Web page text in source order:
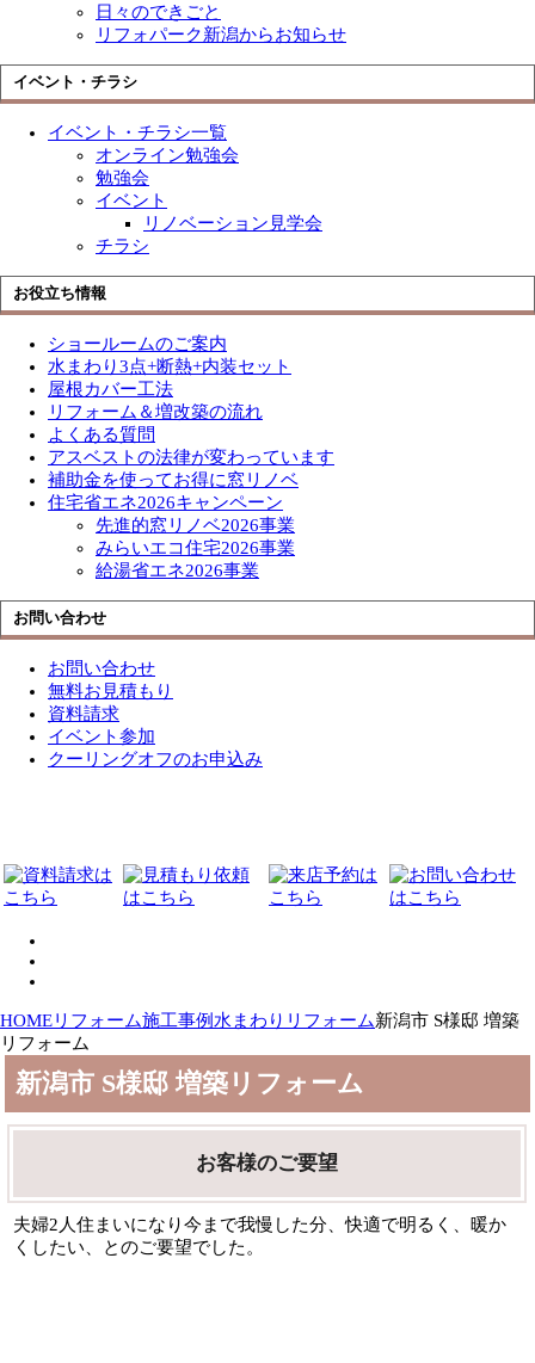
日々のできごと
リフォパーク新潟からお知らせ
イベント・チラシ
イベント・チラシ一覧
オンライン勉強会
勉強会
イベント
リノベーション見学会
チラシ
お役立ち情報
ショールームのご案内
水まわり3点+断熱+内装セット
屋根カバー工法
リフォーム＆増改築の流れ
よくある質問
アスベストの法律が変わっています
補助金を使ってお得に窓リノベ
住宅省エネ2026キャンペーン
先進的窓リノベ2026事業
みらいエコ住宅2026事業
給湯省エネ2026事業
お問い合わせ
お問い合わせ
無料お見積もり
資料請求
イベント参加
クーリングオフのお申込み
HOMEリフォーム施工事例 水まわりリフォーム新潟市 S様邸 増築
リフォーム
新潟市 S様邸 増築リフォーム
お客様のご要望
夫婦2人住まいになり今まで我慢した分、快適で明るく、暖か
くしたい、とのご要望でした。